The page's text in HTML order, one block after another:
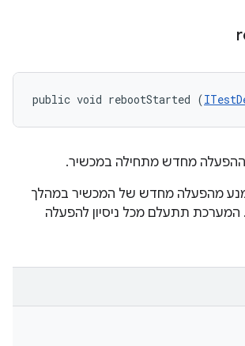
public void rebootStarted (
מחדש מתחילה במכשיר.
מהפעלה מחדש של המכשיר במהלך
תתעלם מכל ניסיון להפעלה